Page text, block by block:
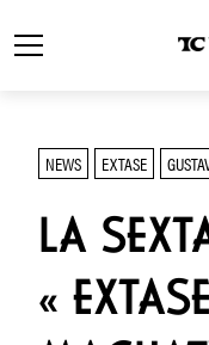
NEWS EXTASE
LA
«